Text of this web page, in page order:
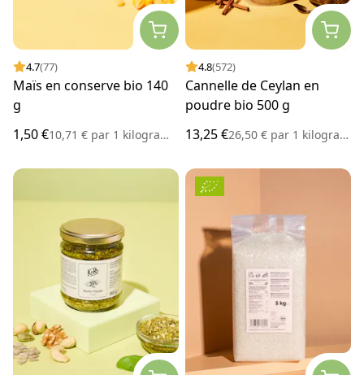
4.7(77)
Maïs en conserve bio 140
g
1,50 €10,71 € par 1 kilogramme
4.8(572)
Cannelle de Ceylan en
poudre bio 500 g
13,25 €26,50 € par 1 kilogramme